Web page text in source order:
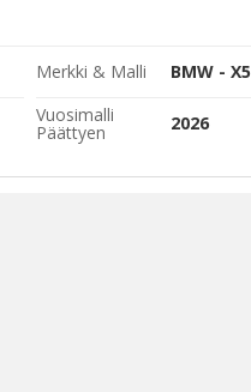
Merkki & Malli
BMW - X5
Vuosimalli
Päättyen 2026